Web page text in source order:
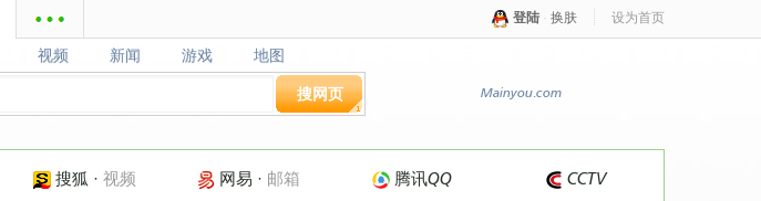
登陆 换肤 设为首页
视频
视频 新闻
新闻 游戏
游戏 地图
地图
搜网页 Mainyou.com
搜狐 · 视频 网易 · 邮箱 腾讯QQ
CCTV